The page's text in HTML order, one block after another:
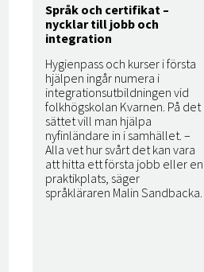
Språk och certifikat –
nycklar till jobb och
integration
Hygienpass och kurser i första
hjälpen ingår numera i
integrationsutbildningen vid
folkhögskolan Kvarnen. På det
sättet vill man hjälpa
nyfinländare in i samhället. –
Alla vet hur svårt det kan vara
att hitta ett första jobb eller en
praktikplats, säger
språkläraren Malin Sandbacka.